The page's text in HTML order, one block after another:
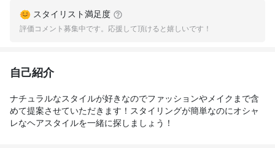
スタイリスト満足度
評価コメント募集中です。応援して頂けると嬉しいです！
自己紹介
ナチュラルなスタイルが好きなのでファッションやメイクまで含
めて提案させていただきます！スタイリングが簡単なのにオシャ
レなヘアスタイルを一緒に探しましょう！